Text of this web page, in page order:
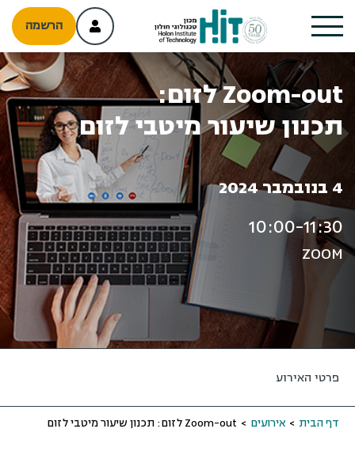
הרשמה
Zoom-out לזום:
תכנון שיעור מיטבי לזום
4 בנובמבר 2024
10:00-11:30
ZOOM
פרטי האירוע
דף הבית > אירועים > Zoom-out לזום: תכנון שיעור מיטבי לזום